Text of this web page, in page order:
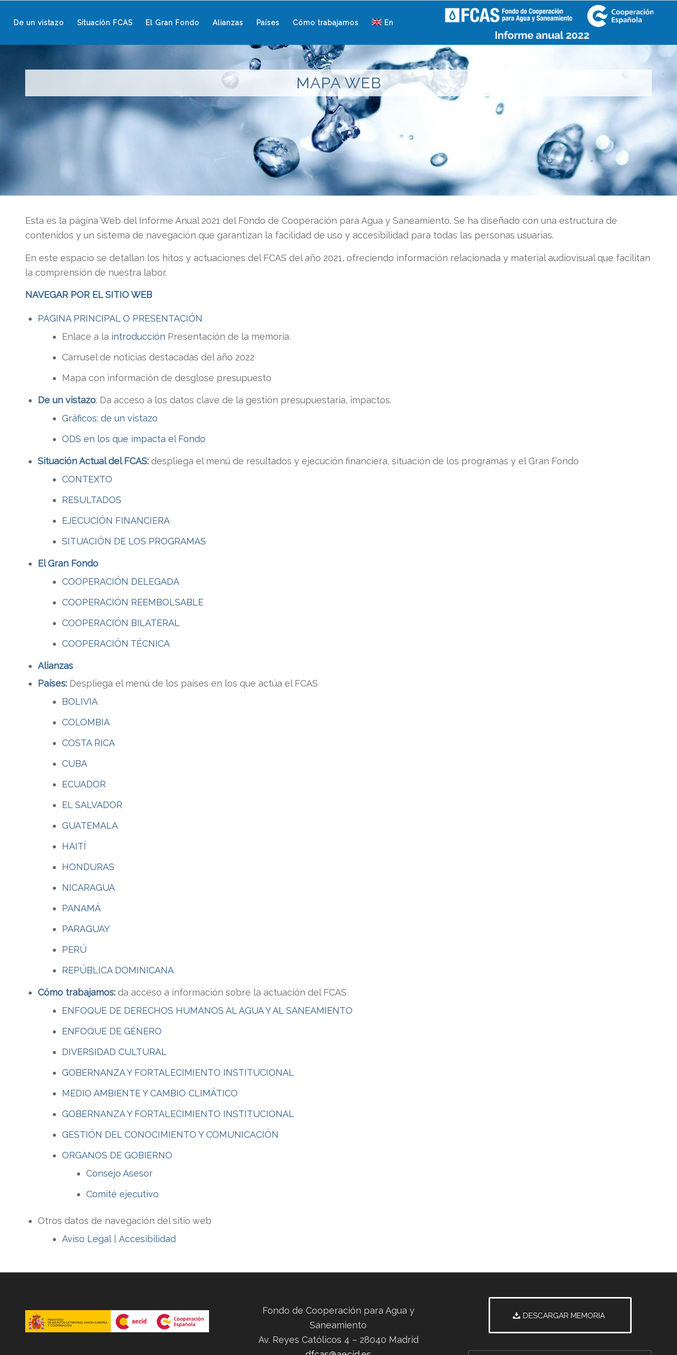
De un vistazo Situación FCAS El Gran Fondo Alianzas Países Cómo trabajamos En
MAPA WEB
Esta es la página Web del Informe Anual 2021 del Fondo de Cooperación para Agua y Saneamiento. Se ha diseñado con una estructura de
contenidos y un sistema de navegación que garantizan la facilidad de uso y accesibilidad para todas las personas usuarias.
En este espacio se detallan los hitos y actuaciones del FCAS del año 2021, ofreciendo información relacionada y material audiovisual que facilitan
la comprensión de nuestra labor.
NAVEGAR POR EL SITIO WEB
PÁGINA PRINCIPAL O PRESENTACIÓN
Enlace a la introducción Presentación de la memoria.
Carrusel de noticias destacadas del año 2022
Mapa con información de desglose presupuesto
De un vistazo: Da acceso a los datos clave de la gestión presupuestaria, impactos.
Gráficos: de un vistazo
ODS en los que impacta el Fondo
Situación Actual del FCAS: despliega el menú de resultados y ejecución financiera, situación de los programas y el Gran Fondo
CONTEXTO
RESULTADOS
EJECUCIÓN FINANCIERA
SITUACIÓN DE LOS PROGRAMAS
El Gran Fondo
COOPERACIÓN DELEGADA
COOPERACIÓN REEMBOLSABLE
COOPERACIÓN BILATERAL
COOPERACIÓN TÉCNICA
Alianzas
Países: Despliega el menú de los países en los que actúa el FCAS
BOLIVIA
COLOMBIA
COSTA RICA
CUBA
ECUADOR
EL SALVADOR
GUATEMALA
HAITÍ
HONDURAS
NICARAGUA
PANAMÁ
PARAGUAY
PERÚ
REPÚBLICA DOMINICANA
Cómo trabajamos: da acceso a información sobre la actuación del FCAS
ENFOQUE DE DERECHOS HUMANOS AL AGUA Y AL SANEAMIENTO
ENFOQUE DE GÉNERO
DIVERSIDAD CULTURAL
GOBERNANZA Y FORTALECIMIENTO INSTITUCIONAL
MEDIO AMBIENTE Y CAMBIO CLIMÁTICO
GOBERNANZA Y FORTALECIMIENTO INSTITUCIONAL
GESTIÓN DEL CONOCIMIENTO Y COMUNICACIÓN
ORGANOS DE GOBIERNO
Consejo Asesor
Comité ejecutivo
Otros datos de navegación del sitio web
Aviso Legal
Accesibilidad
Fondo de Cooperación para Agua y
Saneamiento
Av. Reyes Católicos 4 – 28040 Madrid
DESCARGAR MEMORIA